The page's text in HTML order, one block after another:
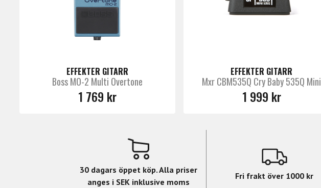
EFFEKTER GITARR
Boss MO-2 Multi Overtone
1 769 kr
EFFEKTER GITARR
Mxr CBM535Q Cry Baby 535Q Mini
1 999 kr
30 dagars öppet köp. Alla priser
anges i SEK inklusive moms
Fri frakt över 1000 kr